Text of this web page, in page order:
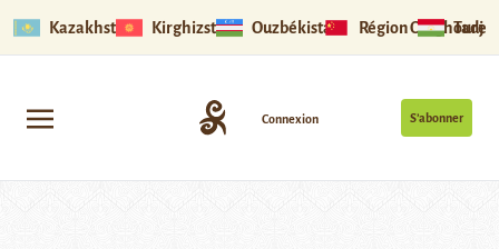
Kazakhstan Kirghizstan Ouzbékistan Région Ouïghoure
S’abonner
Connexion